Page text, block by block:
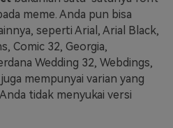
meme. Anda pun bisa
seperti Arial, Arial Black,
Comic 32, Georgia,
Wedding 32, Webdings,
mempunyai varian yang
tidak menyukai versi